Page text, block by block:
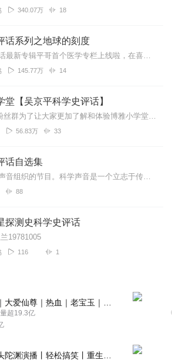
谨，虚假的成分很少，吴京平老师讲的很
像是和你聊天似的。666加油😊
进实验室要开发“下士”火箭系统。长度达到
大了好几倍。陆军负责火箭项目的巴恩斯
是下士。你们这个系列发展到什么军衔啊？
校吧，到上校就差不离了。当然，后来喷气
负责火箭发动机研发，而是负责行星探测
后话了。 当时大家觉得，从列兵火箭直接
空啊。最后没辙，起名字叫“女兵下士”，
340.07万 18
话系列之地球的刻度
科学史评话最新专辑平哥首个医学专栏上线啦，在喜马拉雅搜索“吴京平：通俗医学史”，抢先收听！详细介绍地理经度的测定以及航海钟的发明历程。也展示了大航海时代，科技对...
145.77万 14
堂【吴京平科学史评话】
博雅VIP粉丝群为了让大家更加了解和体验博雅小学堂更多课程，我们特意创建了VIP粉丝群，群内会给大家推送博雅最新课程和各种优惠福利，活动等。保存识别下方二维码，...
56.83万 33
话自选集
这是科学声音组织的节目。科学声音是一个立志于传播科学精神的组织。目前的成员有卓克、吴京平、汪洁三位。欢迎更多有同样志向和爱好的朋友们加入
88
探测史科学史评话
19781005
116 1
超19.3亿